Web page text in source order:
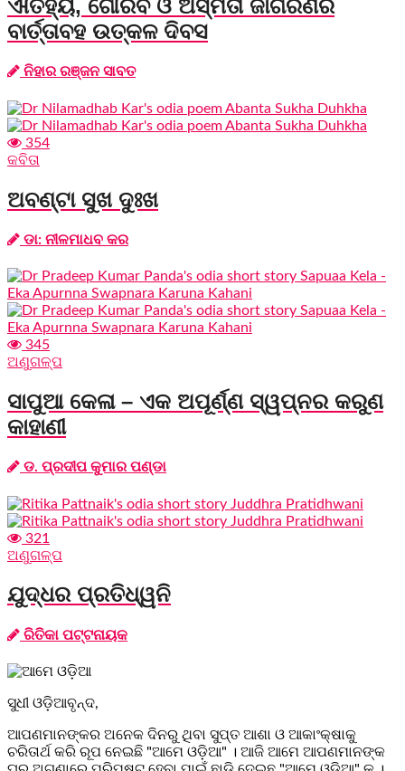
ଐତିହ୍ୟ, ଗୌରବ ଓ ଅସ୍ମିତା ଜାଗରଣର
ବାର୍ତ୍ତାବହ ଉତ୍କଳ ଦିବସ
ନିହାର ରଞ୍ଜନ ସାବତ
354
କବିତା
ଅବଣ୍ଟା ସୁଖ ଦୁଃଖ
ଡା: ନୀଳମାଧବ କର
345
ଅଣୁଗଳ୍ପ
ସାପୁଆ କେଳା – ଏକ ଅପୂର୍ଣ୍ଣ ସ୍ୱପ୍ନର କରୁଣ
କାହାଣୀ
ଡ. ପ୍ରଦୀପ କୁମାର ପଣ୍ଡା
321
ଅଣୁଗଳ୍ପ
ଯୁଦ୍ଧର ପ୍ରତିଧ୍ୱନି
ରିତିକା ପଟ୍ଟନାୟକ
ସୁଧୀ ଓଡ଼ିଆବୃନ୍ଦ,
ଆପଣମାନଙ୍କର ଅନେକ ଦିନରୁ ଥିବା ସୁପ୍ତ ଆଶା ଓ ଆକାଂକ୍ଷାକୁ
ଚରିତାର୍ଥ କରି ରୂପ ନେଇଛି "ଆମେ ଓଡ଼ିଆ" । ଆଜି ଆମେ ଆପଣମାନଙ୍କ